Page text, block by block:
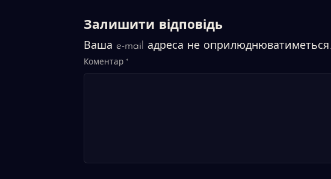
Залишити відповідь
Ваша e-mail адреса не оприлюднюватиметься.
Коментар *